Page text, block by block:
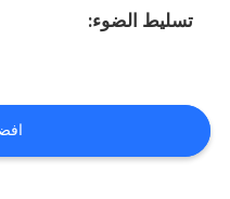
اطلب
اقتباس
تسليط الضوء: